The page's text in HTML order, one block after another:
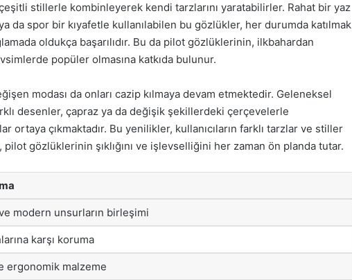
stillerle kombinleyerek kendi tarzlarını yaratabilirler. Rahat bir yaz
da spor bir kıyafetle kullanılabilen bu gözlükler, her durumda katılmak
oldukça başarılıdır. Bu da pilot gözlüklerinin, ilkbahardan
popüler olmasına katkıda bulunur.
modası da onları cazip kılmaya devam etmektedir. Geleneksel
desenler, çapraz ya da değişik şekillerdeki çerçevelerle
ortaya çıkmaktadır. Bu yenilikler, kullanıcıların farklı tarzlar ve stiller
pilot gözlüklerinin şıklığını ve işlevselliğini her zaman ön planda tutar.
modern unsurların birleşimi
karşı koruma
ergonomik malzeme